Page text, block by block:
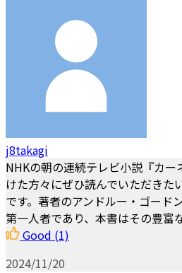
j8takagi
NHKの朝の連続テレビ小説『カー
けた方々にぜひ読んでいただきた
です。著者のアンドルー・ゴード
第一人者であり、本書はその豊富
Good (1)
2024/11/20